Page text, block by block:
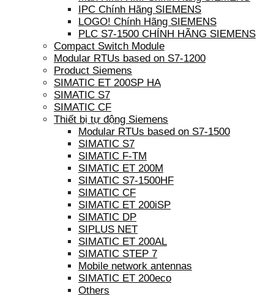
IPC Chính Hãng SIEMENS
LOGO! Chính Hãng SIEMENS
PLC S7-1500 CHÍNH HÃNG SIEMENS
Compact Switch Module
Modular RTUs based on S7-1200
Product Siemens
SIMATIC ET 200SP HA
SIMATIC S7
SIMATIC CF
Thiết bị tự động Siemens
Modular RTUs based on S7-1500
SIMATIC S7
SIMATIC F-TM
SIMATIC ET 200M
SIMATIC S7-1500HF
SIMATIC CF
SIMATIC ET 200iSP
SIMATIC DP
SIPLUS NET
SIMATIC ET 200AL
SIMATIC STEP 7
Mobile network antennas
SIMATIC ET 200eco
Others